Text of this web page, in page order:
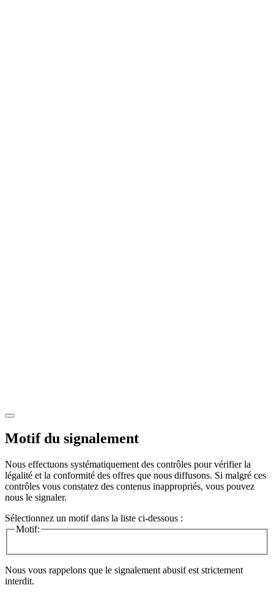
Motif du signalement
Nous effectuons systématiquement des contrôles pour vérifier la
légalité et la conformité des offres que nous diffusons. Si malgré ces
contrôles vous constatez des contenus inappropriés, vous pouvez
nous le signaler.
Sélectionnez un motif dans la liste ci-dessous :
Motif:
Nous vous rappelons que le signalement abusif est strictement
interdit.